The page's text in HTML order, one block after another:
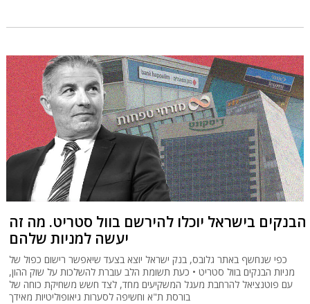
הבנקים בישראל יוכלו להירשם בוול סטריט. מה זה
יעשה למניות שלהם
כפי שנחשף באתר גלובס, בנק ישראל יוצא בצעד שיאפשר רישום כפול של
מניות הבנקים בוול סטריט • כעת תשומת הלב עוברת להשלכות על שוק ההון,
עם פוטנציאל להרחבת מעגל המשקיעים מחד, לצד חשש משחיקת כוחה של
בורסת ת"א וחשיפה לסערות גיאופוליטיות מאידך